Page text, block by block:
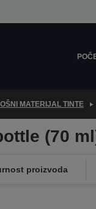
MATERIJAL TINTE
(70
proizvoda